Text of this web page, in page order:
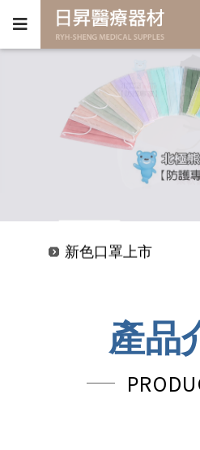
新色口罩上市
新色口罩上市
產品